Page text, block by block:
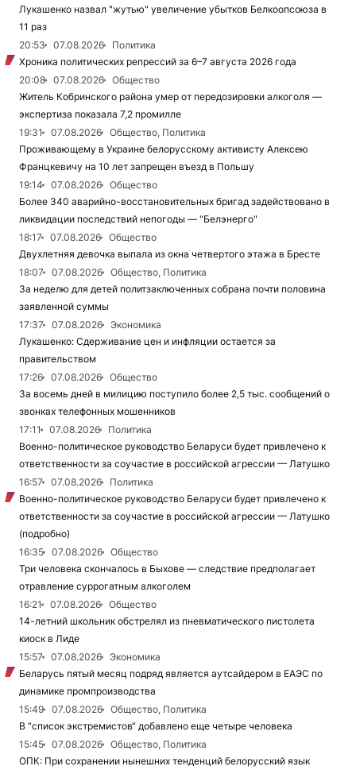
Лукашенко назвал "жутью" увеличение убытков Белкоопсоюза в
11 раз
20:53
07.08.2026
Политика
Хроника политических репрессий за 6–7 августа 2026 года
20:08
07.08.2026
Общество
Житель Кобринского района умер от передозировки алкоголя —
экспертиза показала 7,2 промилле
19:31
07.08.2026
Общество, Политика
Проживающему в Украине белорусскому активисту Алексею
Францкевичу на 10 лет запрещен въезд в Польшу
19:14
07.08.2026
Общество
Более 340 аварийно-восстановительных бригад задействовано в
ликвидации последствий непогоды — "Белэнерго"
18:17
07.08.2026
Общество
Двухлетняя девочка выпала из окна четвертого этажа в Бресте
18:07
07.08.2026
Общество, Политика
За неделю для детей политзаключенных собрана почти половина
заявленной суммы
17:37
07.08.2026
Экономика
Лукашенко: Сдерживание цен и инфляции остается за
правительством
17:26
07.08.2026
Общество
За восемь дней в милицию поступило более 2,5 тыс. сообщений о
звонках телефонных мошенников
17:11
07.08.2026
Политика
Военно-политическое руководство Беларуси будет привлечено к
ответственности за соучастие в российской агрессии — Латушко
16:57
07.08.2026
Политика
Военно-политическое руководство Беларуси будет привлечено к
ответственности за соучастие в российской агрессии — Латушко
(подробно)
16:35
07.08.2026
Общество
Три человека скончалось в Быхове — следствие предполагает
отравление суррогатным алкоголем
16:21
07.08.2026
Общество
14-летний школьник обстрелял из пневматического пистолета
киоск в Лиде
15:57
07.08.2026
Экономика
Беларусь пятый месяц подряд является аутсайдером в ЕАЭС по
динамике промпроизводства
15:49
07.08.2026
Общество, Политика
В “список экстремистов“ добавлено еще четыре человека
15:45
07.08.2026
Общество, Политика
ОПК: При сохранении нынешних тенденций белорусский язык